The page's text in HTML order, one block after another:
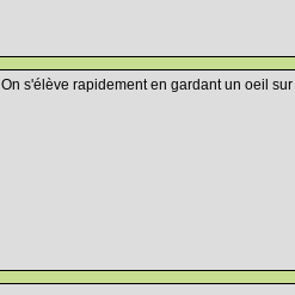
On s'élève rapidement en gardant un oeil